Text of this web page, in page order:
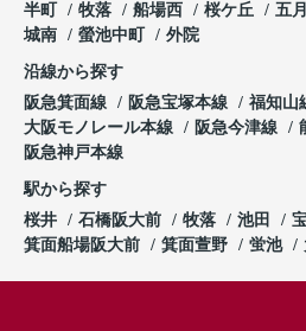
半町
牧落 船場西 桜ケ丘 五
城南
螢池中町 外院
沿線から探す
阪急箕面線
阪急宝塚本線 福知山
大阪モノレール本線
阪急今津線
阪急神戸本線
駅から探す
桜井
石橋阪大前 牧落 池田
箕面船場阪大前
箕面萱野 蛍池